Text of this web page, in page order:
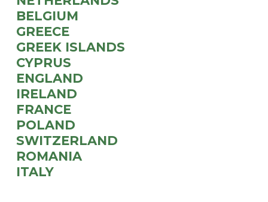
BELGIUM
GREECE
GREEK ISLANDS
CYPRUS
ENGLAND
IRELAND
FRANCE
POLAND
SWITZERLAND
ROMANIA
ITALY